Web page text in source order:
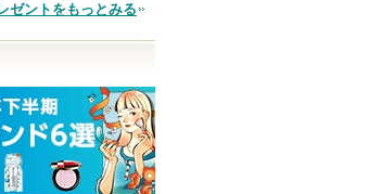
らせ
ョッピン
サイトへ
アテニア
ショッピン
グサイトへ
品
ゼントをもっとみる